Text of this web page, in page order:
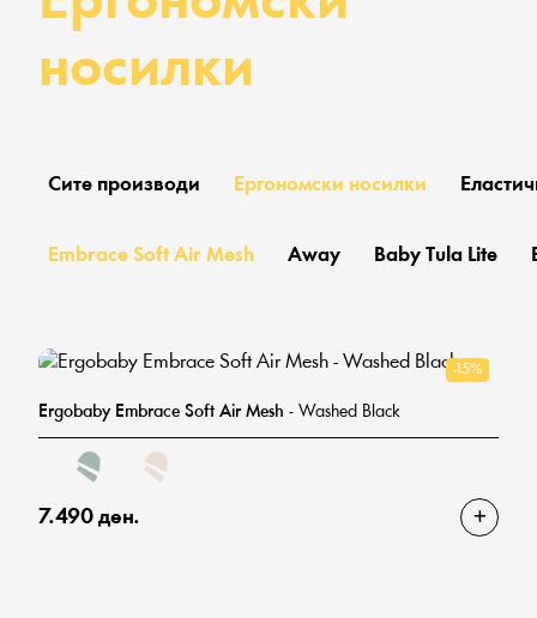
носилки
Сите производи Ергономски носилки
Embrace Soft Air Mesh Away Baby Tula Lite
-15%
Ergobaby Embrace Soft Air Mesh - Washed Black
7.490 ден.